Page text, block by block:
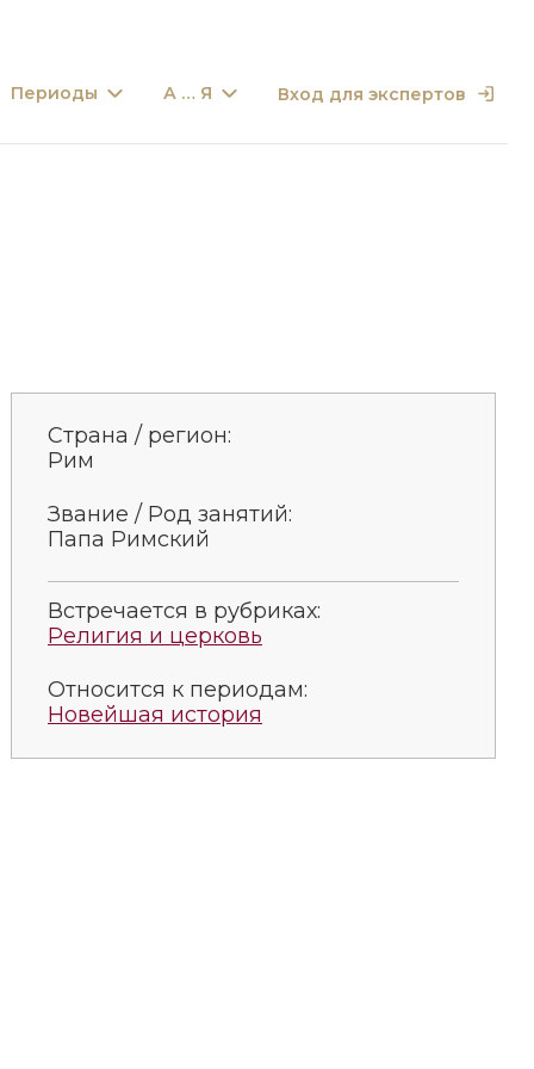
Периоды А … Я Вход для экспертов
Страна / регион:
Рим
Звание / Род занятий:
Папа Римский
Встречается в рубриках:
Религия и церковь
Относится к периодам:
Новейшая история